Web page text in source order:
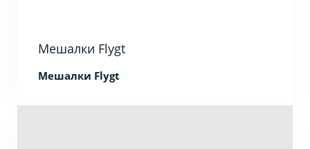
Мешалки Flygt
Мешалки Flygt